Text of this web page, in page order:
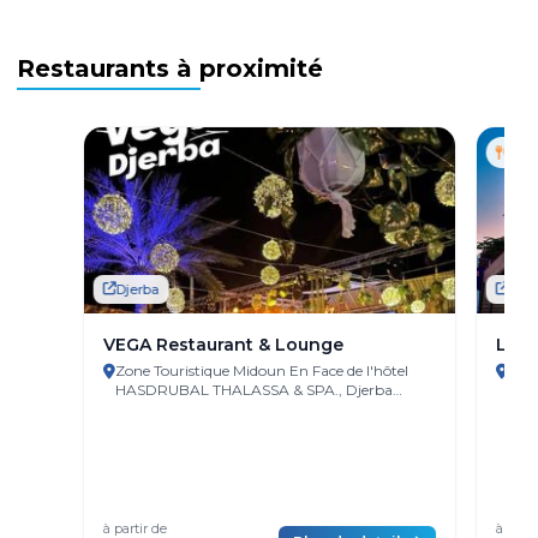
Restaurants à proximité
Djerba
VEGA Restaurant & Lounge
Zone Touristique Midoun En Face de l'hôtel
HASDRUBAL THALASSA & SPA., Djerba
à partir de à